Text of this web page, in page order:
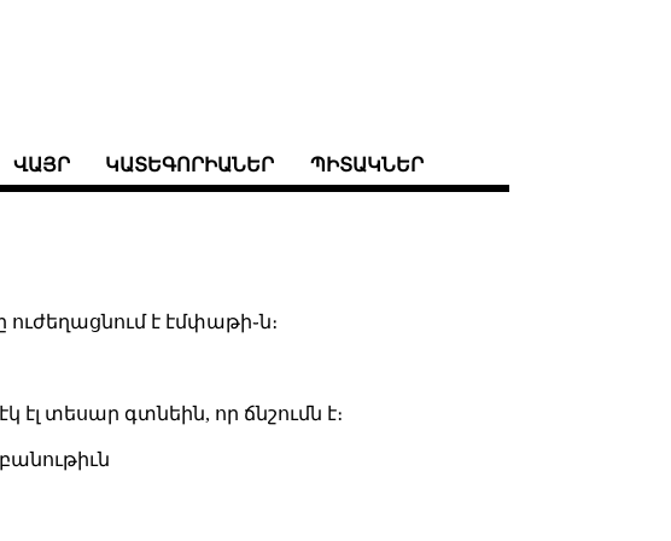
ՎԱՅՐ ԿԱՏԵԳՈՐԻԱՆԵՐ ՊԻՏԱԿՆԵՐ
է էմփաթի֊ն։
էլ տեսար գտնեին, որ ճնշումն է։